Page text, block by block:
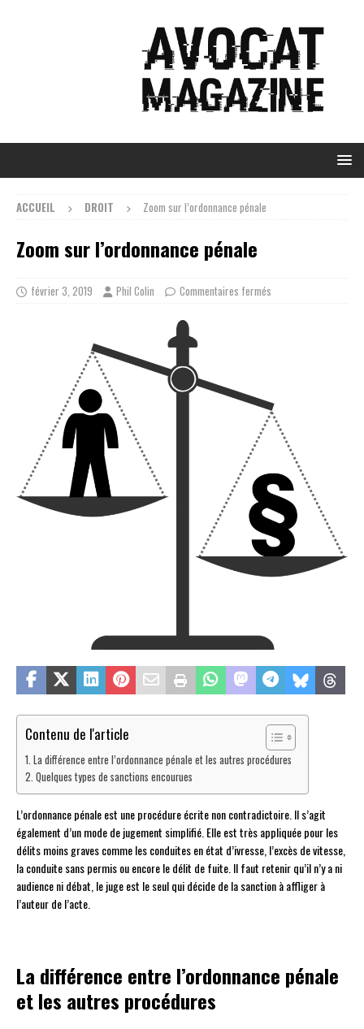
ACCUEIL DROIT Zoom sur l’ordonnance pénale
Zoom sur l’ordonnance pénale
février 3, 2019 Phil Colin Commentaires fermés
Contenu de l'article
La différence entre l’ordonnance pénale et les autres procédures
Quelques types de sanctions encourues
L’ordonnance pénale est une procédure écrite non contradictoire. Il s’agit
également d’un mode de jugement simplifié. Elle est très appliquée pour les
délits moins graves comme les conduites en état d’ivresse, l’excès de vitesse,
la conduite sans permis ou encore le délit de fuite. Il faut retenir qu’il n’y a ni
audience ni débat, le juge est le seul qui décide de la sanction à affliger à
l’auteur de l’acte.
La différence entre l’ordonnance pénale
et les autres procédures